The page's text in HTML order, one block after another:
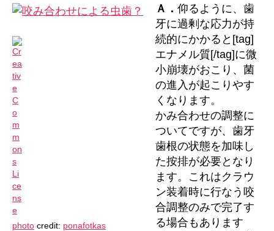
虫
photo credit: ponafotkas
Ａ． 仰るように、歯
牙に過剰な応力が持
続的にかかると[tag]
エナメル質[/tag]に微
小崩壊がおこり、菌
の進入が起こりやす
くなります。
かみ合わせの調整に
ついてですが、歯牙
歯根の状態を加味し
た按排が必要となり
ます。これはクラウ
ン装着時に行なう咬
合調整のみで完了す
る場合もあります